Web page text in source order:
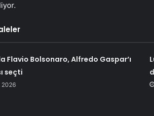
Flavio Bolsonaro, Alfredo Gaspar’ı
seçti
2026